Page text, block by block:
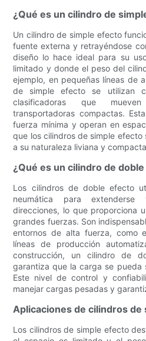
¿Qué es un cilindro de
Un cilindro de simple efecto
fuente externa y retrayéndose
diseño lo hace ideal para su
limitado y donde el peso del
ejemplo, en pequeñas líneas de
de simple efecto se utilizan
clasificadoras que
transportadoras compactas.
fuerza mínima y operan en
que los cilindros de simple
a su naturaleza liviana y
¿Qué es un cilindro de
Los cilindros de doble efecto
neumática para
direcciones, lo que proporciona
grandes fuerzas. Son
entornos de alta fuerza, como
líneas de producción
construcción, un cilindro de
garantiza que la carga se pueda
Este nivel de control y
manejar cargas pesadas y
Aplicaciones de cilindros de
Los cilindros de simple efecto